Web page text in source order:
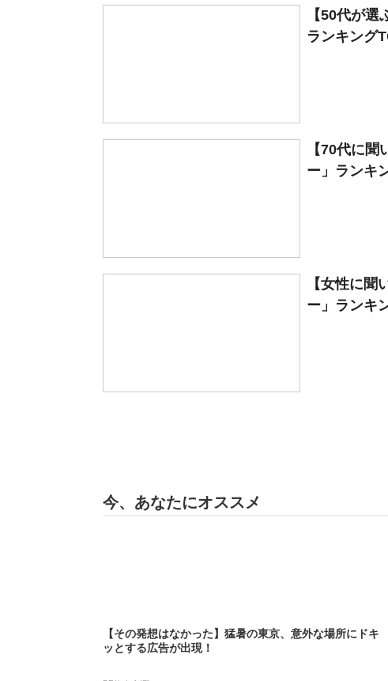
【50代が
ランキング
【70代に
ー」ランキ
【女性に聞
ー」ランキ
今、あなたにオススメ
【その発想はなかった】猛暑の東京、意外な場所にドキ
ッとする広告が出現！